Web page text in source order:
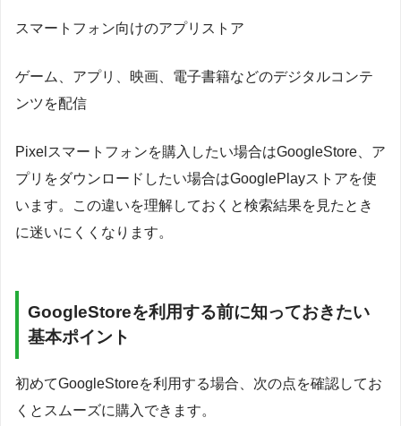
スマートフォン向けのアプリストア
ゲーム、アプリ、映画、電子書籍などのデジタルコンテ
ンツを配信
Pixelスマートフォンを購入したい場合はGoogleStore、ア
プリをダウンロードしたい場合はGooglePlayストアを使
います。この違いを理解しておくと検索結果を見たとき
に迷いにくくなります。
GoogleStoreを利用する前に知っておきたい
基本ポイント
初めてGoogleStoreを利用する場合、次の点を確認してお
くとスムーズに購入できます。